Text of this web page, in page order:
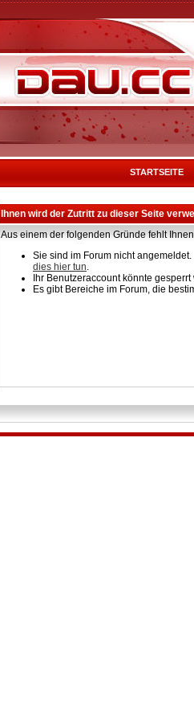
STARTSEITE
Ihnen wird der Zutritt zu dieser Seite
Aus einem der folgenden Gründe fehlt
Sie sind im Forum nicht
dies hier tun.
Ihr Benutzeraccount könnte
Es gibt Bereiche im Forum, die